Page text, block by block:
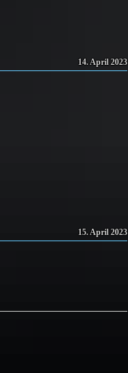
14. April 2023
15. April 2023